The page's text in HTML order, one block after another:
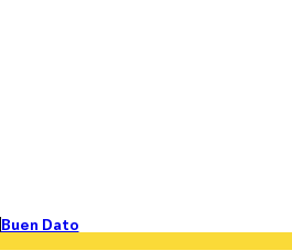
Buen Dato